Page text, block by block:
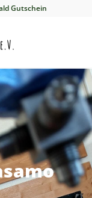
Gutschein